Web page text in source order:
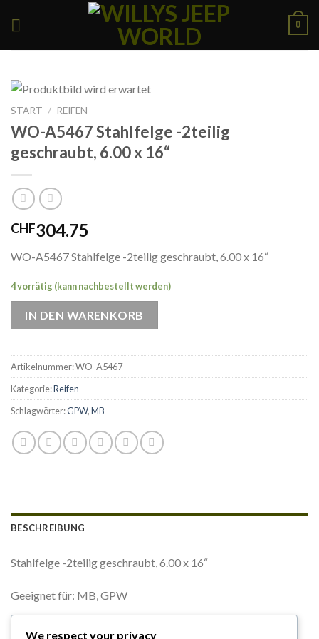
0
START / REIFEN
WO-A5467 Stahlfelge -2teilig
geschraubt, 6.00 x 16“
CHF304.75
WO-A5467 Stahlfelge -2teilig geschraubt, 6.00 x 16“
4 vorrätig (kann nachbestellt werden)
IN DEN WARENKORB
Artikelnummer:WO-A5467
Kategorie:Reifen
Schlagwörter:GPW,MB
BESCHREIBUNG
Stahlfelge -2teilig geschraubt, 6.00 x 16“
Geeignet für: MB, GPW
We respect your privacy